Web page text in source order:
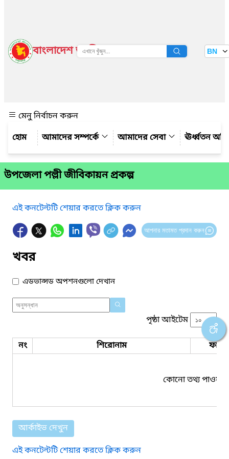
বাংলাদেশ জাতীয় তথ্য বাতায়ন BN
মেনু নির্বাচন করুন
আমাদের সম্পর্কে
আমাদের সেবা ঊর্ধ্বতন
উপজেলা পল্লী জীবিকায়ন প্রকল্প
এই কনটেন্টটি শেয়ার করতে ক্লিক করুন
আপনার মতামত প্রদান করুন
খবর
এডভান্সড অপশনগুলো দেখান
পৃষ্ঠা আইটেম
নং শিরোনাম ফাইল
কোনো তথ্য পাওয়া
আর্কাইভ দেখুন
এই কনটেন্টটি শেয়ার করতে ক্লিক করুন